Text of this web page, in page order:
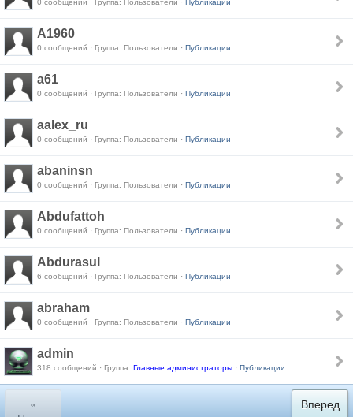
0 сообщений · Группа: Пользователи · Публикации
A1960
0 сообщений · Группа: Пользователи · Публикации
a61
0 сообщений · Группа: Пользователи · Публикации
aalex_ru
0 сообщений · Группа: Пользователи · Публикации
abaninsn
0 сообщений · Группа: Пользователи · Публикации
Abdufattoh
0 сообщений · Группа: Пользователи · Публикации
Abdurasul
6 сообщений · Группа: Пользователи · Публикации
abraham
0 сообщений · Группа: Пользователи · Публикации
admin
318 сообщений · Группа: Главные администраторы · Публикации
«
Вперед